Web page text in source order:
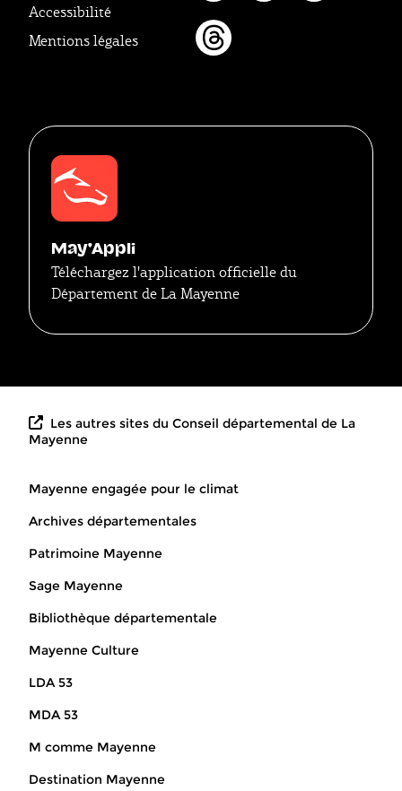
Accessibilité
Mentions légales
Twitter
May'Appli
Téléchargez l'application officielle du
Département de La Mayenne
Les autres sites du Conseil départemental de La
Mayenne
Mayenne engagée pour le climat
Archives départementales
Patrimoine Mayenne
Sage Mayenne
Bibliothèque départementale
Mayenne Culture
LDA 53
MDA 53
M comme Mayenne
Destination Mayenne